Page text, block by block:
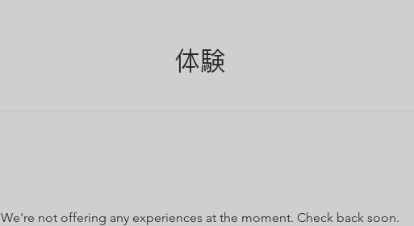
体験
We're not offering any experiences at the moment. Check back soon.